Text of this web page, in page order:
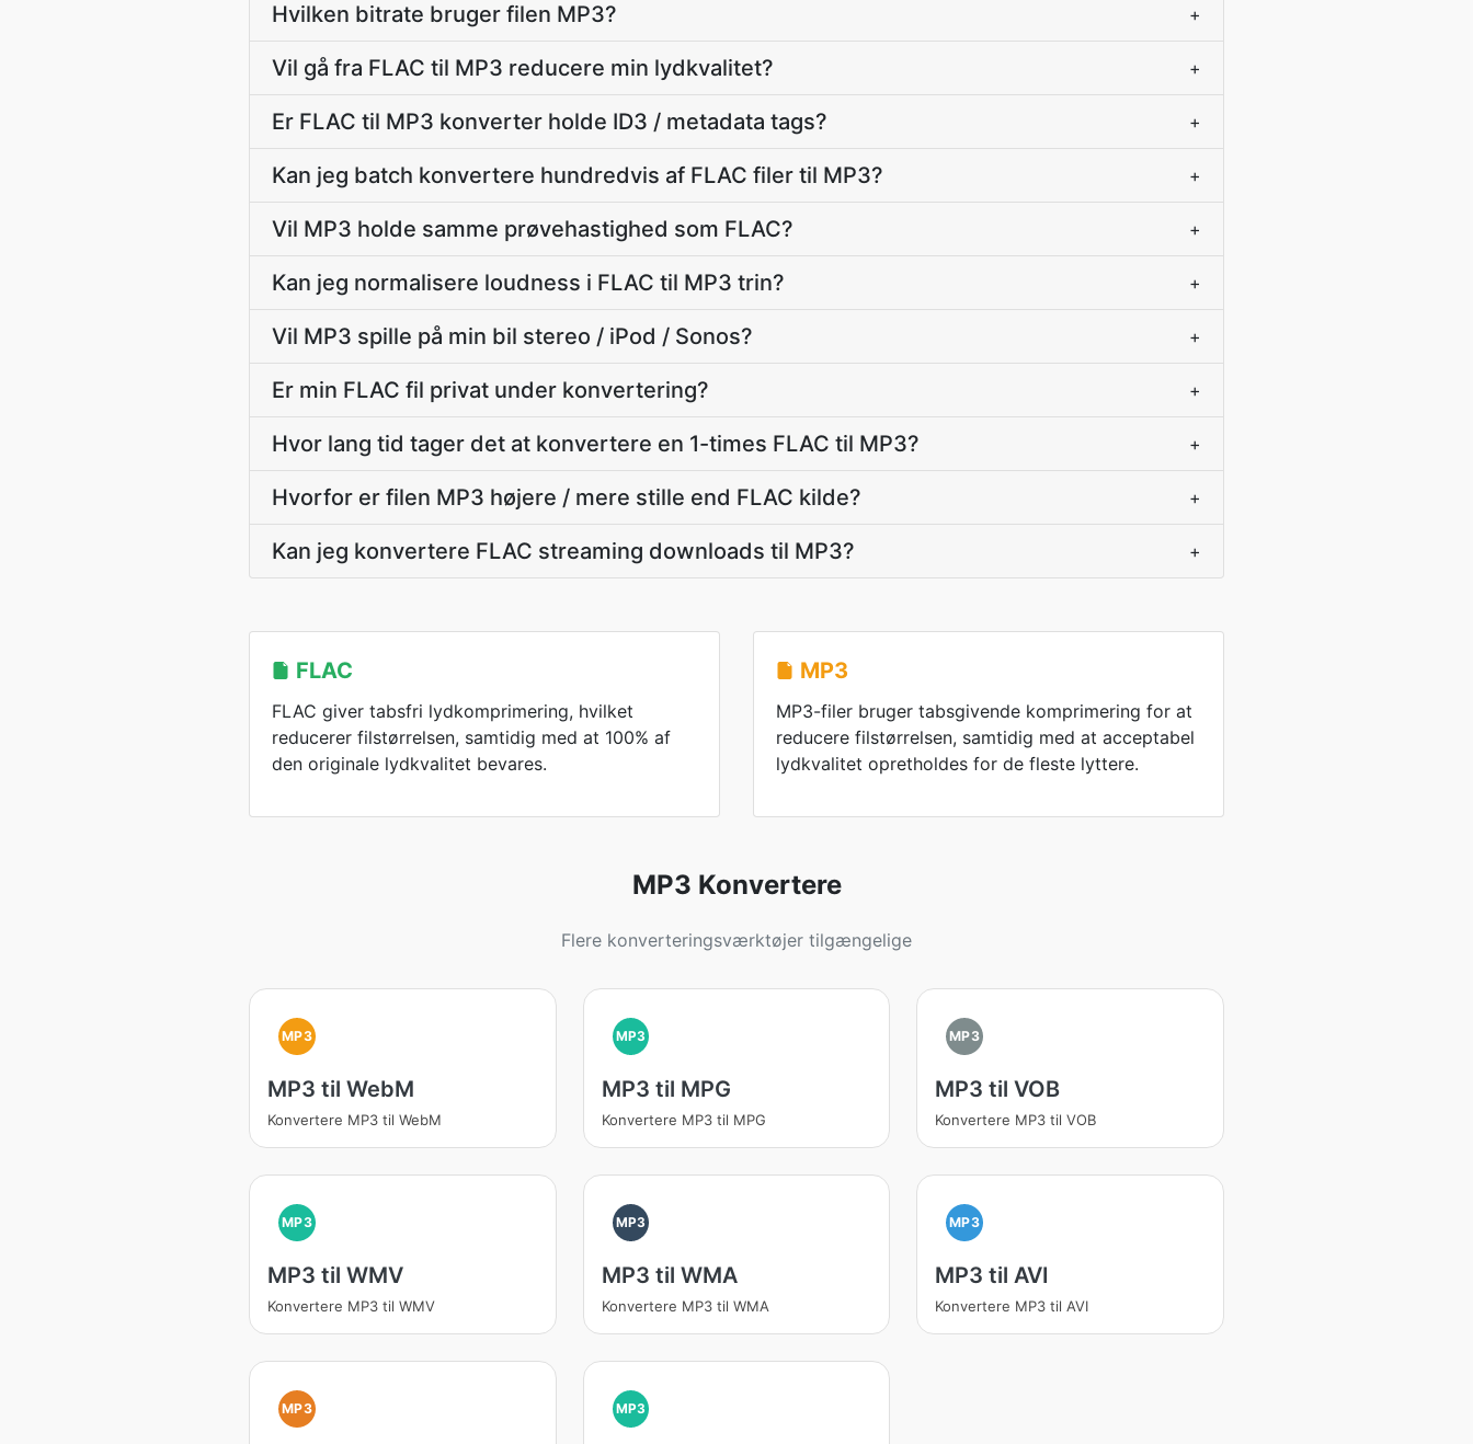
Hvilken bitrate bruger filen MP3? +
Vil gå fra FLAC til MP3 reducere min lydkvalitet? +
Er FLAC til MP3 konverter holde ID3 / metadata tags? +
Kan jeg batch konvertere hundredvis af FLAC filer til MP3? +
Vil MP3 holde samme prøvehastighed som FLAC? +
Kan jeg normalisere loudness i FLAC til MP3 trin? +
Vil MP3 spille på min bil stereo / iPod / Sonos? +
Er min FLAC fil privat under konvertering? +
Hvor lang tid tager det at konvertere en 1-times FLAC til MP3? +
Hvorfor er filen MP3 højere / mere stille end FLAC kilde? +
Kan jeg konvertere FLAC streaming downloads til MP3? +
FLAC
FLAC giver tabsfri lydkomprimering, hvilket
reducerer filstørrelsen, samtidig med at 100% af
den originale lydkvalitet bevares.
MP3
MP3-filer bruger tabsgivende komprimering for at
reducere filstørrelsen, samtidig med at acceptabel
lydkvalitet opretholdes for de fleste lyttere.
MP3 Konvertere
Flere konverteringsværktøjer tilgængelige
MP3
MP3 til WebM
Konvertere MP3 til WebM
MP3
MP3 til MPG
Konvertere MP3 til MPG
MP3
MP3 til VOB
Konvertere MP3 til VOB
MP3
MP3 til WMV
Konvertere MP3 til WMV
MP3
MP3 til WMA
Konvertere MP3 til WMA
MP3
MP3 til AVI
Konvertere MP3 til AVI
MP3 MP3